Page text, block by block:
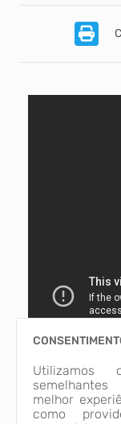
Utilizamos
melhor
como